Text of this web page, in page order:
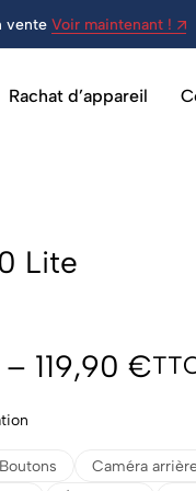
vente Voir maintenant !
Rachat d’appareil
Lite
– 119,90 €
Boutons Caméra